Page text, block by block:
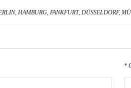
HAMBURG, FANKFURT, DÜSSELDORF,